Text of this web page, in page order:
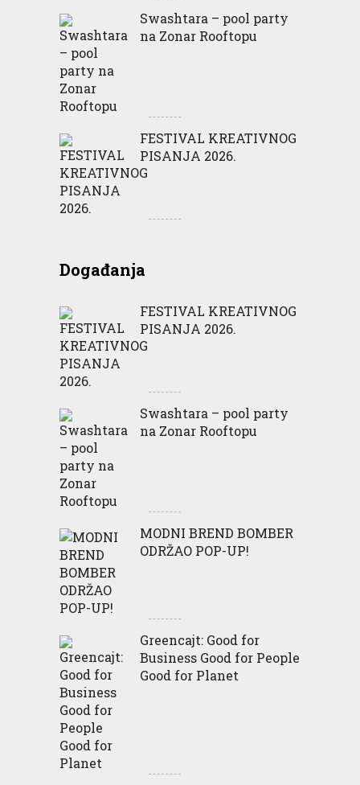
Swashtara – pool party
na Zonar Rooftopu
FESTIVAL KREATIVNOG
PISANJA 2026.
Događanja
FESTIVAL KREATIVNOG
PISANJA 2026.
Swashtara – pool party
na Zonar Rooftopu
MODNI BREND BOMBER
ODRŽAO POP-UP!
Greencajt: Good for
Business Good for People
Good for Planet